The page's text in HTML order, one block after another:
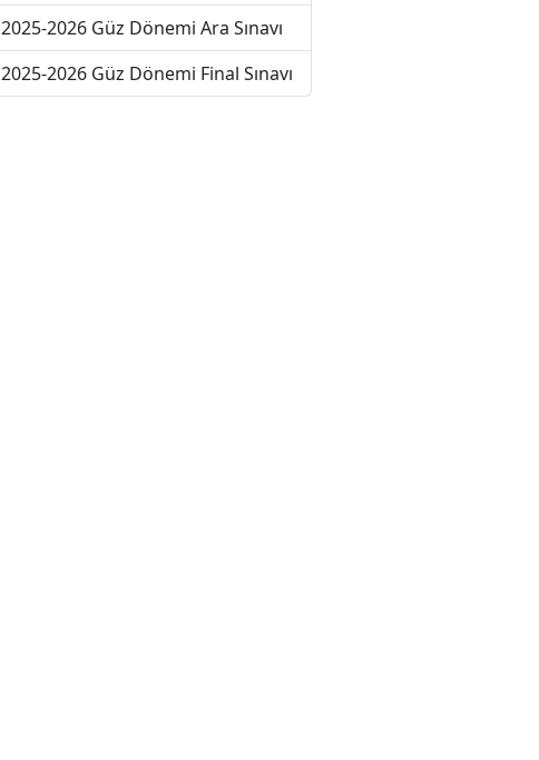
2025-2026 Güz Dönemi Ara Sınavı
2025-2026 Güz Dönemi Final Sınavı